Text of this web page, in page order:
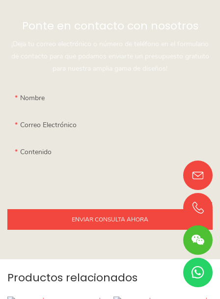
Ponte en contacto con nosotros
¡Deja tu correo electrónico o número de teléfono en el formulario
de contacto para que podamos enviarte un presupuesto gratuito
para nuestra amplia gama de diseños!
Nombre
Correo Electrónico
Contenido
ENVIAR CONSULTA AHORA
Productos relacionados